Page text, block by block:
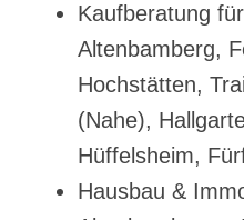
Kaufberatung
Altenbamberg,
Hochstätten,
(Nahe),
Hüffelsheim,
Hausbau &